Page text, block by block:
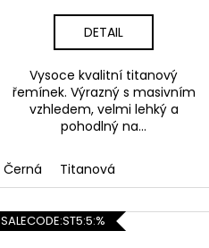
DETAIL
Vysoce kvalitní titanový
řemínek. Výrazný s masivním
vzhledem, velmi lehký a
pohodlný na...
Černá Titanová
SALECODE:ST5:5:%